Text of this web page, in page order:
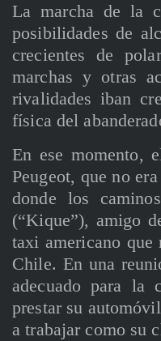
La marcha de la
posibilidades de
crecientes de
marchas y otras
rivalidades iban
física del
En ese momento,
Peugeot, que no
donde los
(“Kique”), amigo
taxi americano que
Chile. En una
adecuado para la
prestar su
a trabajar como su